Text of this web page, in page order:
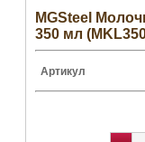
MGSteel
350 мл
Артикул